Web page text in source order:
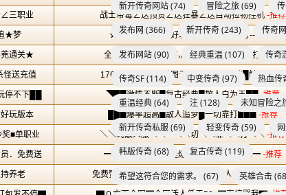
新开传奇网站(74) 冒险之旅(69)
发布网 (366) 新开传奇(243) 传奇
发布网站(90) 经典重温 (107) 传奇
传奇SF(114) 中变传奇(97) 热血传
重温经典(64) 注(128) 未知冒险之
新开传奇私服(69) 轻变传奇(59)
韩版传奇(68) 复古传奇(119)
希望这符合您的需求。 (67) 英雄合击